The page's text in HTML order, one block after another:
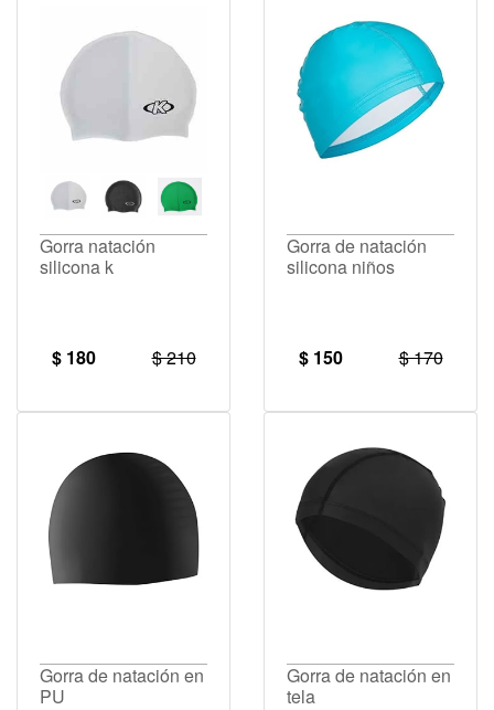
Gorra natación
silicona k
$ 180 $ 210
Gorra de natación
silicona niños
$ 150 $ 170
Gorra de natación en
PU
Gorra de natación en
tela